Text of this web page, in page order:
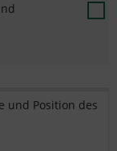
und Position des